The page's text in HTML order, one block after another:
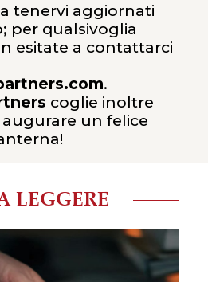
tenervi aggiornati
per qualsivoglia
esitate a contattarci
.
coglie inoltre
augurare un felice
LEGGERE